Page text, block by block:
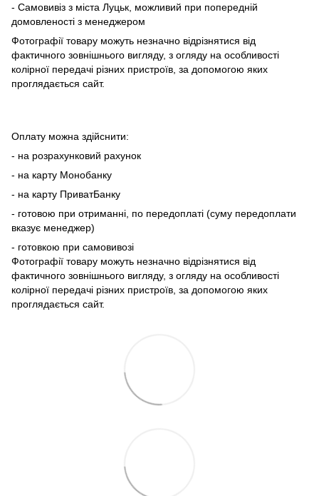
- Самовивіз з міста Луцьк, можливий при попередній
домовленості з менеджером
Фотографії товару можуть незначно відрізнятися від
фактичного зовнішнього вигляду, з огляду на особливості
колірної передачі різних пристроїв, за допомогою яких
проглядається сайт.
Оплату можна здійснити:
- на розрахунковий рахунок
- на карту Монобанку
- на карту ПриватБанку
- готовою при отриманні, по передоплаті (суму передоплати
вказує менеджер)
- готовкою при самовивозі
Фотографії товару можуть незначно відрізнятися від
фактичного зовнішнього вигляду, з огляду на особливості
колірної передачі різних пристроїв, за допомогою яких
проглядається сайт.